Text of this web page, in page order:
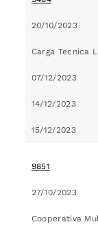
20/10/2023
Carga Tecnica
07/12/2023
14/12/2023
15/12/2023
9851
27/10/2023
Cooperativa